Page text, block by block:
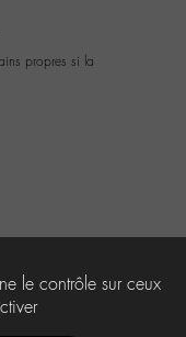
propres si la
sujets et
le contrôle sur ceux